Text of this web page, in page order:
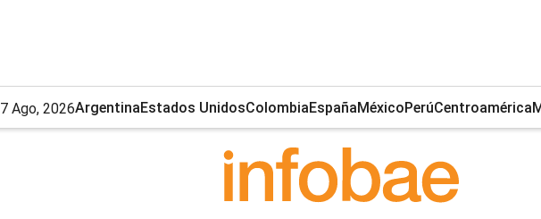
7 Ago, 2026ArgentinaEstados UnidosColombiaEspañaMéxicoPerúCentroamérica